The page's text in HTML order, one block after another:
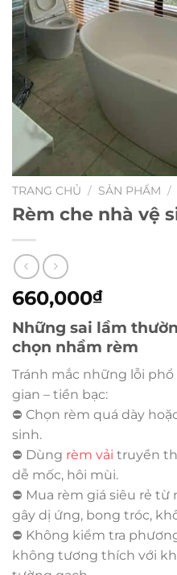
TRANG CHỦ / SẢN PHẨM /
Rèm che nhà vệ
660,000₫
Những sai lầm
chọn nhầm rèm
Tránh mắc những lỗi
gian – tiền bạc:
⛔ Chọn rèm quá dày
sinh.
⛔ Dùng rèm vải truyền
dễ mốc, hôi mùi.
⛔ Mua rèm giá siêu rẻ
gây dị ứng, bong tróc,
⛔ Không kiểm tra
không tương thích với